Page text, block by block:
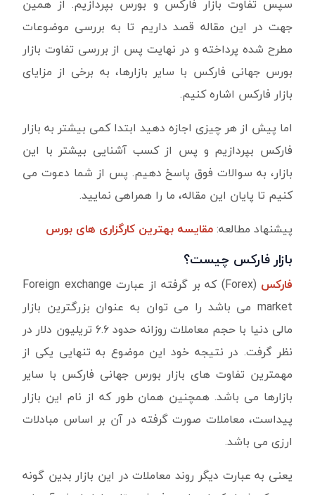
سپس تفاوت بازار فارکس و بورس بپردازیم. از همین
جهت در این مقاله قصد داریم تا به بررسی موضوعات
مطرح شده پرداخته و در نهایت پس از بررسی تفاوت بازار
بورس جهانی فارکس با سایر بازارها، به برخی از مزایای
بازار فارکس اشاره کنیم.
اما پیش از هر چیزی اجازه دهید ابتدا کمی بیشتر به بازار
فارکس بپردازیم و پس از کسب آشنایی بیشتر با این
بازار، به سوالات فوق پاسخ دهیم. پس از شما دعوت می
کنیم تا پایان این مقاله، ما را همراهی نمایید.
پیشنهاد مطالعه:مقایسه بهترین کارگزاری های بورس
بازار فارکس چیست؟
فارکس
(Forex) که بر گرفته از عبارت Foreign exchange
market می باشد را می توان به عنوان بزرگترین بازار
مالی دنیا با حجم معاملات روزانه حدود ۶.۶ تریلیون دلار در
نظر گرفت. در نتیجه خود این موضوع به تنهایی یکی از
مهمترین تفاوت های بازار بورس جهانی فارکس با سایر
بازارها می باشد. همچنین همان طور که از نام این بازار
پیداست، معاملات صورت گرفته در آن بر اساس مبادلات
ارزی می باشد.
یعنی به عبارت دیگر روند معاملات در این بازار بدین گونه